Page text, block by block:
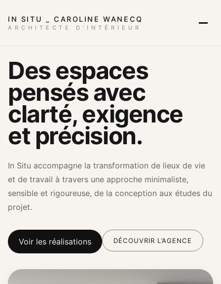
IN SITU _ CAROLINE WANECQ
ARCHITECTE D’INTÉRIEUR
Des espaces
pensés avec
clarté, exigence
et précision.
In Situ accompagne la transformation de lieux de vie
et de travail à travers une approche minimaliste,
sensible et rigoureuse, de la conception aux études du
projet.
Voir les réalisations DÉCOUVRIR L’AGENCE